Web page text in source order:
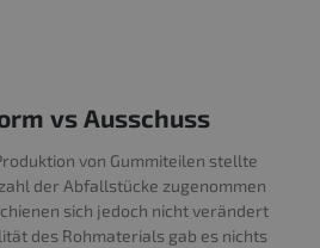
vs Ausschuss
von Gummiteilen stellte
der Abfallstücke zugenommen
sich jedoch nicht verändert
des Rohmaterials gab es nichts